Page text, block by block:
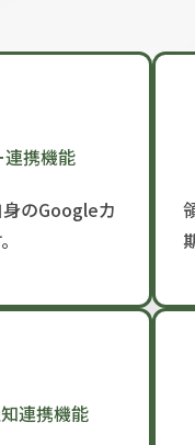
携機能
のGoogleカ
連携機能